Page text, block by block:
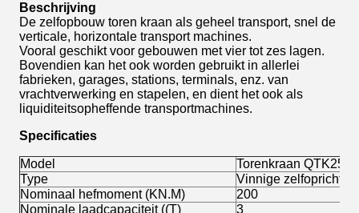
Beschrijving
De zelfopbouw toren kraan als geheel transport, snel de
verticale, horizontale transport machines.
Vooral geschikt voor gebouwen met vier tot zes lagen.
Bovendien kan het ook worden gebruikt in allerlei
fabrieken, garages, stations, terminals, enz. van
vrachtverwerking en stapelen, en dient het ook als
liquiditeitsopheffende transportmachines.
Specificaties
Model
Torenkraan QTK25
Type
Vinnige zelfoprichting
Nominaal hefmoment (KN.M)
200
Nominale laadcapaciteit ((T)
3